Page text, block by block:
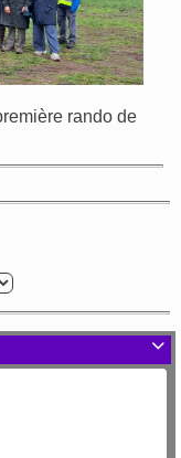
rando de
